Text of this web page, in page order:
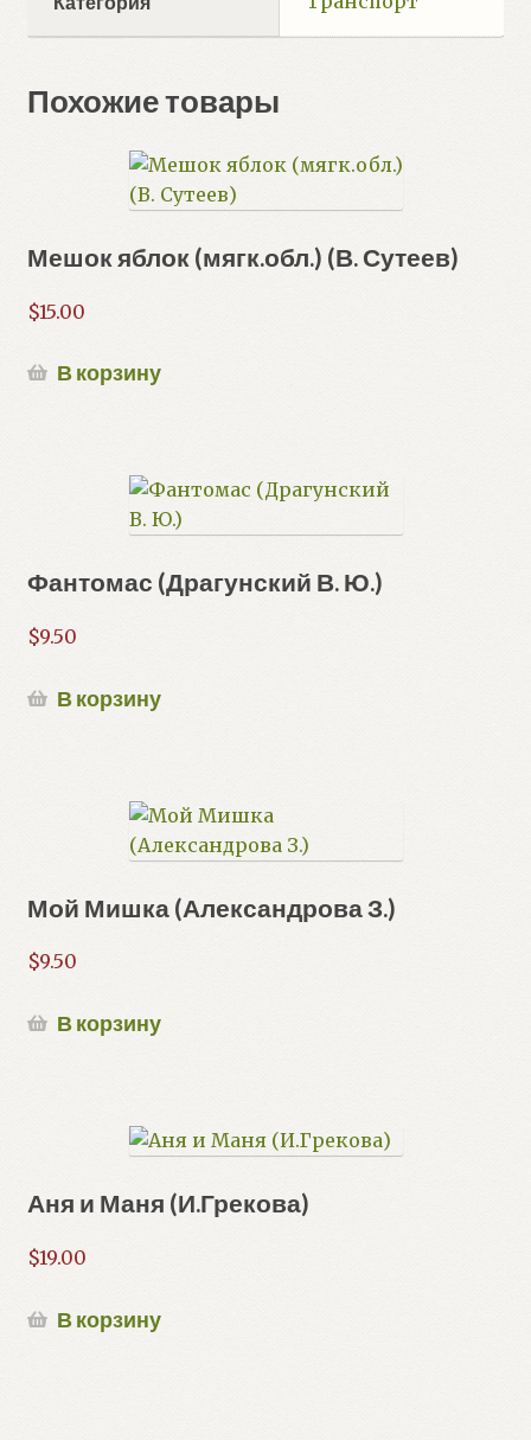
Похожие товары
Мешок яблок (мягк.обл.) (В. Сутеев)
$15.00
В корзину
Фантомас (Драгунский В. Ю.)
$9.50
В корзину
Мой Мишка (Александрова З.)
$9.50
В корзину
Аня и Маня (И.Грекова)
$19.00
В корзину